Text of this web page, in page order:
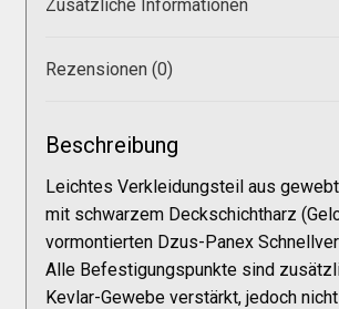
Galerie
Warenkorb
Kasse
Mein Konto
Zusätzliche Informationen
Rezensionen (0)
Beschreibung
Leichtes Verkleidungsteil aus
mit schwarzem Deckschichtharz
vormontierten Dzus-Panex
Alle Befestigungspunkte sind
Kevlar-Gewebe verstärkt, jedoch